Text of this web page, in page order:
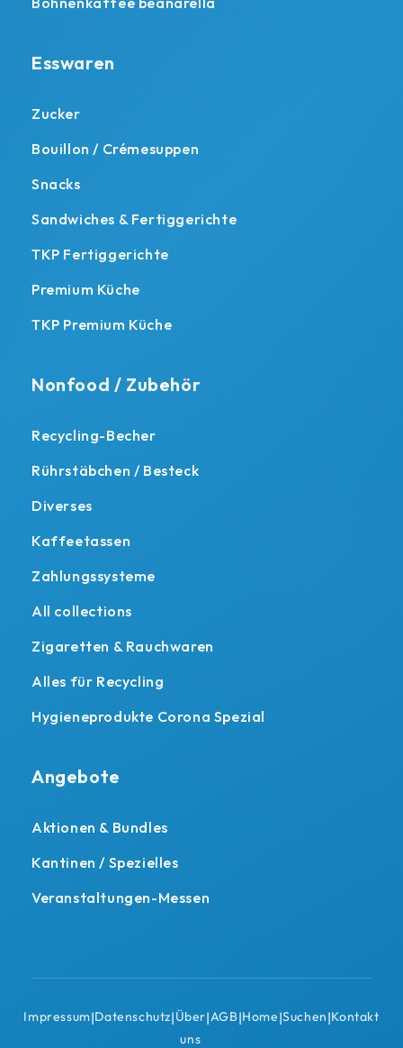
Esswaren
Zucker
Bouillon / Crémesuppen
Snacks
Sandwiches & Fertiggerichte
TKP Fertiggerichte
Premium Küche
TKP Premium Küche
Nonfood / Zubehör
Recycling-Becher
Rührstäbchen / Besteck
Diverses
Kaffeetassen
Zahlungssysteme
All collections
Zigaretten & Rauchwaren
Alles für Recycling
Hygieneprodukte Corona Spezial
Angebote
Aktionen & Bundles
Kantinen / Spezielles
Veranstaltungen-Messen
Impressum|Datenschutz|Über
uns
|AGB|Home|Suchen|Kontakt